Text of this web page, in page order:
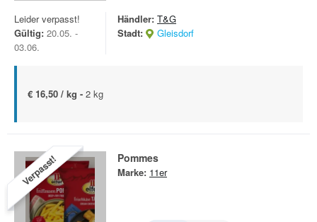
Leider verpasst!
Gültig: 20.05. -
03.06.
Händler: T&G
Stadt:
Gleisdorf
€ 16,50 / kg - 2 kg
Verpasst! Pommes
Marke: 11er